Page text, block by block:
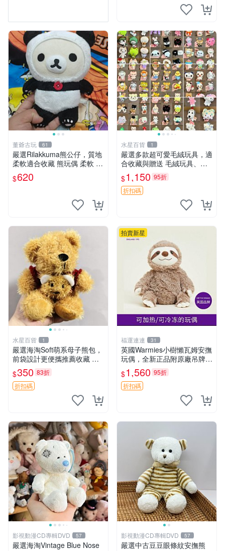
董爺古玩 61
嚴選Rilakkuma熊公仔，質地
柔軟適合收藏 熊玩偶 柔軟 公
仔 收藏
$620
水星百貨 1
嚴選多款超可愛毛絨玩具，適
合收藏與贈送 毛絨玩具、抱
枕、公仔
$1,150 95折
折扣碼
水星百貨 1
嚴選海淘Soft萌系母子熊包，
前袋設計更便攜推薦收藏 母
子熊 軟綿綿 包包
$350 83折
折扣碼
拍賣新星
福運連連 31
英國Warmies小樹懶瓦姆安撫
玩偶，全新正品附原廠吊牌與
防塵袋，內藏薰衣草可加熱，
適合各個年齡層，冷暖兩用享
受抱抱樂趣，不容錯過嚴選好
$1,560 95折
折扣碼
影視動漫CD專輯DVD 57
嚴選海淘Vintage Blue Nose
影視動漫CD專輯DVD 57
嚴選中古豆豆眼條紋安撫熊